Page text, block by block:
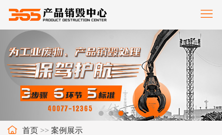
示
中
首页 >> 案例展示